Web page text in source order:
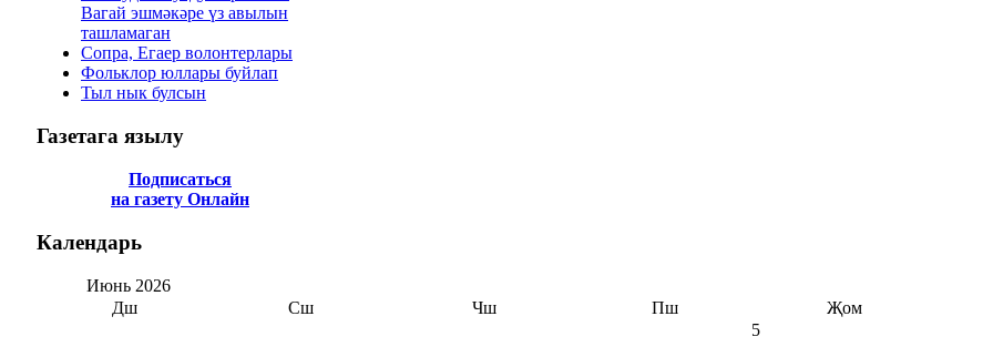
Вагай эшмәкәре үз авылын
ташламаган
Сопра, Егаер волонтерлары
Фольклор юллары буйлап
Тыл нык булсын
Газетага язылу
Подписаться
на газету Онлайн
Календарь
Июнь 2026
Дш
Сш Чш Пш Җом
5